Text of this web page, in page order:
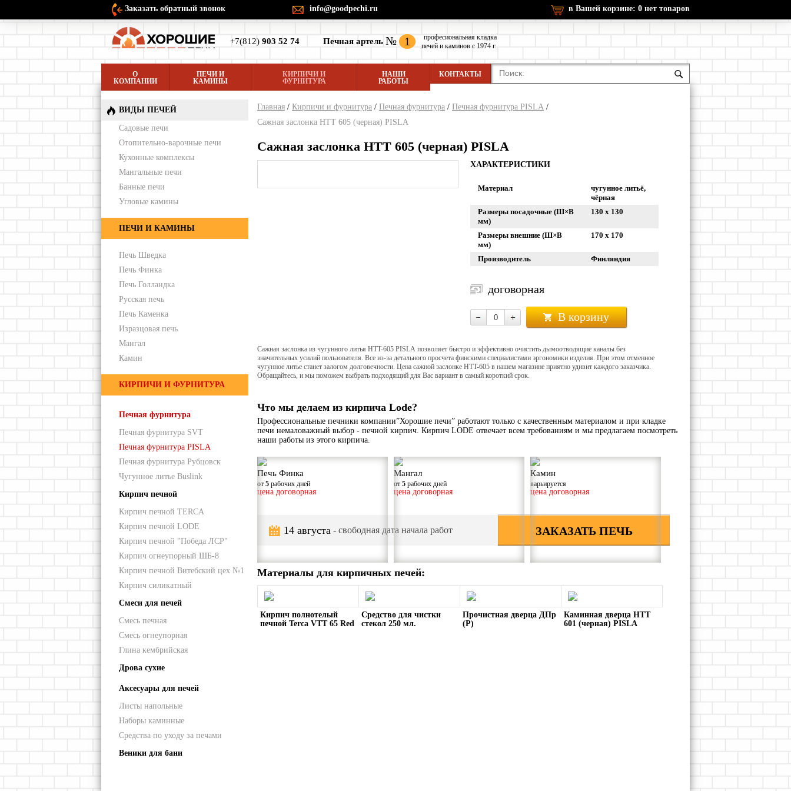
Заказать обратный звонок info@goodpechi.ru в Вашей корзине: 0 нет товаров
+7(812) 903 52 74 Печная артель № 1
професиональная кладка
печей и каминов с 1974 г.
О
КОМПАНИИ
ПЕЧИ И
КАМИНЫ
КИРПИЧИ И
ФУРНИТУРА
НАШИ
РАБОТЫ
КОНТАКТЫ
Главная / Кирпичи и фурнитура / Печная фурнитура / Печная фурнитура PISLA /
Сажная заслонка HTT 605 (черная) PISLA
Сажная заслонка HTT 605 (черная) PISLA
ХАРАКТЕРИСТИКИ
Материал
чугунное литьё,
чёрная
Размеры посадочные (Ш×В
мм)
130 x 130
Размеры внешние (Ш×В
мм)
170 x 170
Производитель Финляндия
договорная
В корзину
Сажная заслонка из чугунного литья HTT-605 PISLA позволяет быстро и эффективно очистить дымоотводящие каналы без
значительных усилий пользователя. Все из-за детального просчета финскими специалистами эргономики изделия. При этом отменное
чугунное литье станет залогом долговечности. Цена сажной заслонке HTT-605 в нашем магазине приятно удивит каждого заказчика.
Обращайтесь, и мы поможем выбрать подходящий для Вас вариант в самый короткий срок.
Что мы делаем из кирпича Lode?
Профессиональные печники компании”Хорошие печи” работают только с качественным материалом и при кладке
печи немаловажный выбор - печной кирпич. Кирпич LODE отвечает всем требованиям и мы предлагаем посмотреть
наши работы из этого кирпича.
Печь Финка
от 5 рабочих дней
цена договорная
Мангал
от 5 рабочих дней
цена договорная
Камин
варьируется
цена договорная
14 августа - свободная дата начала работ ЗАКАЗАТЬ ПЕЧЬ
Материалы для кирпичных печей:
Кирпич полнотелый
печной Terca VTT 65 Red
Средство для чистки
стекол 250 мл.
Прочистная дверца ДПр
(Р)
Каминная дверца HTT
601 (черная) PISLA
ВИДЫ ПЕЧЕЙ
Садовые печи
Отопительно-варочные печи
Кухонные комплексы
Мангальные печи
Банные печи
Угловые камины
ПЕЧИ И КАМИНЫ
Печь Шведка
Печь Финка
Печь Голландка
Русская печь
Печь Каменка
Изразцовая печь
Мангал
Камин
КИРПИЧИ И ФУРНИТУРА
Печная фурнитура
Печная фурнитура SVT
Печная фурнитура PISLA
Печная фурнитура Рубцовск
Чугунное литье Buslink
Кирпич печной
Кирпич печной TERCA
Кирпич печной LODE
Кирпич печной "Победа ЛСР"
Кирпич огнеупорный ШБ-8
Кирпич печной Витебский цех №1
Кирпич силикатный
Смеси для печей
Смесь печная
Смесь огнеупорная
Глина кембрийская
Дрова сухие
Аксесуары для печей
Листы напольные
Наборы каминные
Средства по уходу за печами
Веники для бани